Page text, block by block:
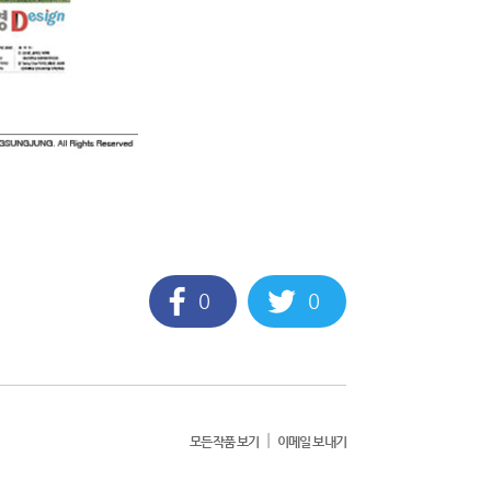
0 0
모든작품 보기 | 이메일 보내기